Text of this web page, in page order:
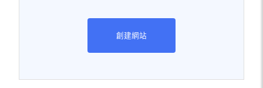
創建網站